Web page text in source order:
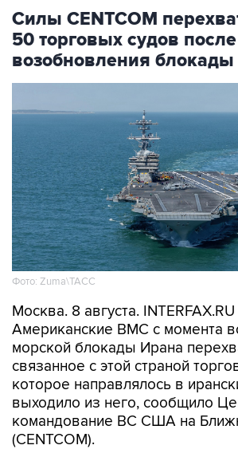
Силы CENTCOM
50 торговых судов после
возобновления
Фото: Zuma\ТАСС
Москва. 8 августа.
Американские ВМС с момента
морской блокады Ирана
связанное с этой страной
которое направлялось в
выходило из него, сообщило
командование ВС США на
(CENTCOM).